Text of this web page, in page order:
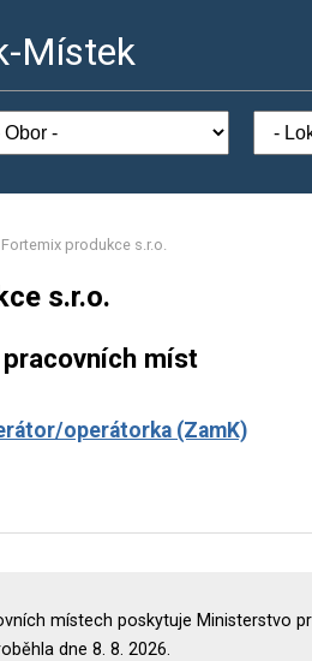
Místek
Fortemix produkce s.r.o.
s.r.o.
míst
operátorka (ZamK)
místech poskytuje Ministerstvo
dne 8. 8. 2026.